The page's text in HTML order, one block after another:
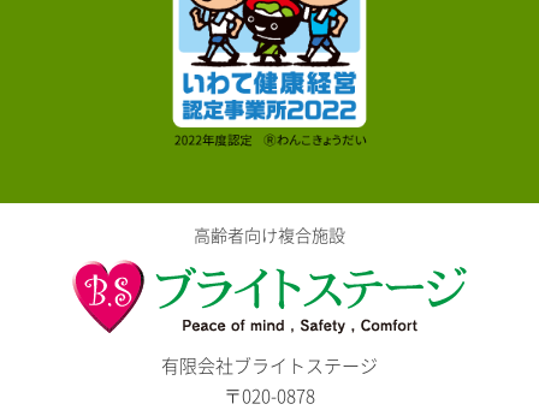
高齢者向け複合施設
有限会社ブライトステージ
〒020-0878